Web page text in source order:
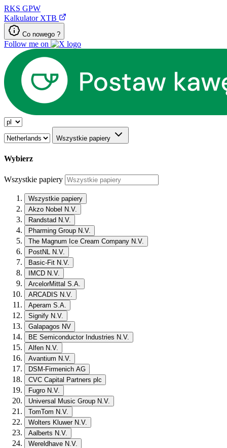
RKS GPW
Kalkulator XTB
Co nowego ?
Follow me on
Wszystkie papiery
Wybierz
Wszystkie papiery
Wszystkie papiery
Akzo Nobel N.V.
Randstad N.V.
Pharming Group N.V.
The Magnum Ice Cream Company N.V.
PostNL N.V.
Basic-Fit N.V.
IMCD N.V.
ArcelorMittal S.A.
ARCADIS N.V.
Aperam S.A.
Signify N.V.
Galapagos NV
BE Semiconductor Industries N.V.
Alfen N.V.
Avantium N.V.
DSM-Firmenich AG
CVC Capital Partners plc
Fugro N.V.
Universal Music Group N.V.
TomTom N.V.
Wolters Kluwer N.V.
Aalberts N.V.
Wereldhave N.V.